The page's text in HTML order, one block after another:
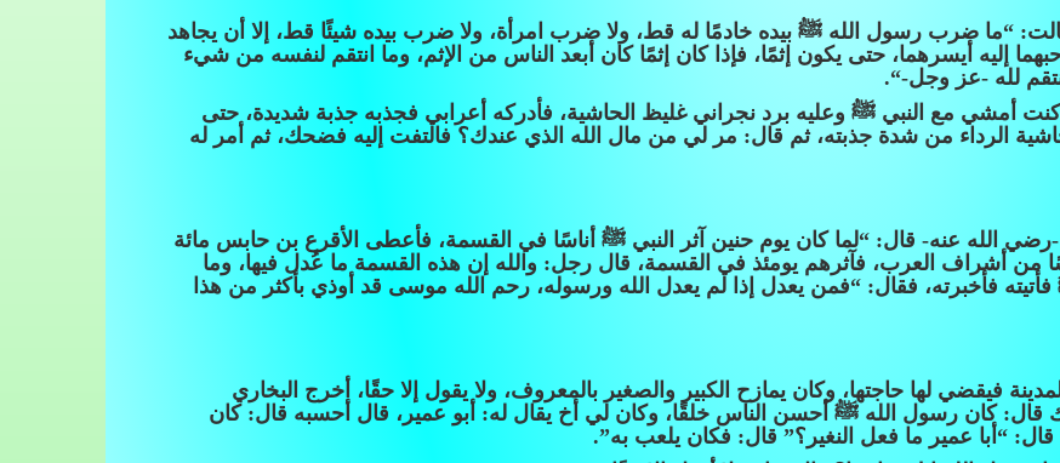
ضرب رسول الله ﷺ بيده خادمًا له قط، ولا ضرب امرأة، ولا ضرب بيده شيئًا قط، إلا أن يجاهد
إليه أيسرهما، حتى يكون إثمًا، فإذا كان إثمًا كان أبعد الناس من الإثم، وما انتقم لنفسه من شيء
لله -عز وجل-“.
أمشي مع النبي ﷺ وعليه برد نجراني غليظ الحاشية، فأدركه أعرابي فجذبه جذبة شديدة، حتى
الرداء من شدة جذبته، ثم قال: مر لي من مال الله الذي عندك؟ فالتفت إليه فضحك، ثم أمر له
الله عنه- قال: “لما كان يوم حنين آثر النبي ﷺ أناسًا في القسمة، فأعطى الأقرع بن حابس مائة
من أشراف العرب، فآثرهم يومئذ في القسمة، قال رجل: والله إن هذه القسمة ما عُدل فيها، وما
فأتيته فأخبرته، فقال: “فمن يعدل إذا لم يعدل الله ورسوله، رحم الله موسى قد أوذي بأكثر من هذا
فيقضي لها حاجتها، وكان يمازح الكبير والصغير بالمعروف، ولا يقول إلا حقًا، أخرج البخاري
كان رسول الله ﷺ أحسن الناس خلقًا، وكان لي أخ يقال له: أبو عمير، قال أحسبه قال: كان
“أبا عمير ما فعل النغير؟” قال: فكان يلعب به”.